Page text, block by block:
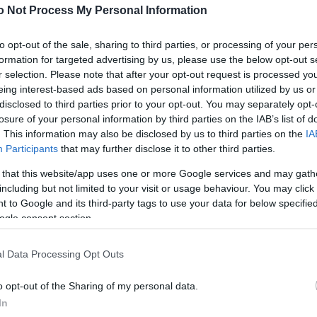
Not Process My Personal Information
opt-out of the sale, sharing to third parties, or processing of your
for targeted advertising by us, please use the below opt-out
selection. Please note that after your opt-out request is processed
interest-based ads based on personal information utilized by us
to third parties prior to your opt-out. You may separately
of your personal information by third parties on the IAB’s list of
This information may also be disclosed by us to third parties on the
Participants that may further disclose it to other third parties.
that this website/app uses one or more Google services and may
but not limited to your visit or usage behaviour. You may
to Google and its third-party tags to use your data for below
consent section.
Data Processing Opt Outs
opt-out of the Sharing of my personal data.
κόψεις τα μαλλιά σου
κάνεις τα μαλλιά σου ακριβώς έτσι!
τις αφέλειές σου. Να πώς!
στην καραντίνα… εκτός αν είσαι η Dua Lipa!
φρέσκο κούρεμα!
δει ποτέ και είναι… so sexy!